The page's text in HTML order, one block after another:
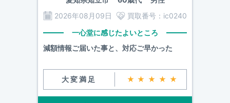
2026年08月09日
買取番号： ic0240
一心堂に感じたよいところ
減額情報ご届いた事と、対応ご早かった
大変満足 ★★★★★